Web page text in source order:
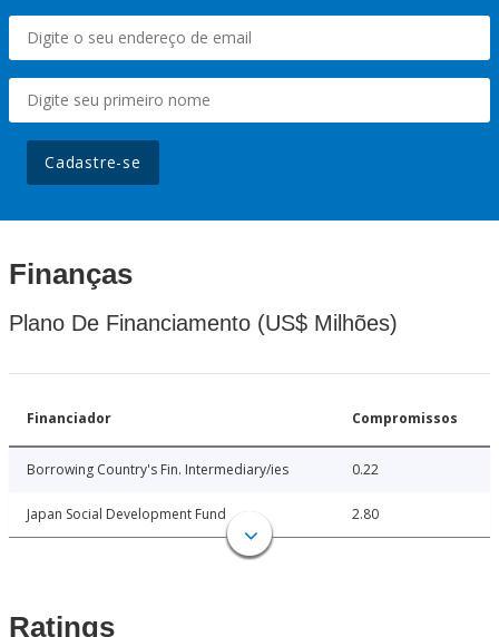
Cadastre-se
Finanças
Plano De Financiamento (US$ Milhões)
Financiador Compromissos
Borrowing Country's Fin. Intermediary/ies 0.22
Japan Social Development Fund 2.80
Ratings